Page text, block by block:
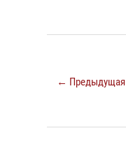
← Предыдущая